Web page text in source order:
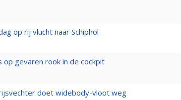
op rij vlucht naar Schiphol
op gevaren rook in de cockpit
doet widebody-vloot weg